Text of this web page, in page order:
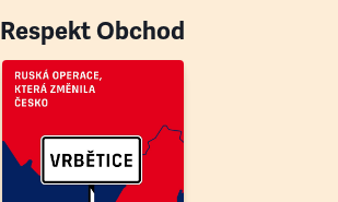
Respekt Obchod